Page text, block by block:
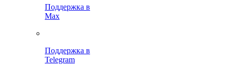
Поддержка в
Max
Поддержка в
Telegram